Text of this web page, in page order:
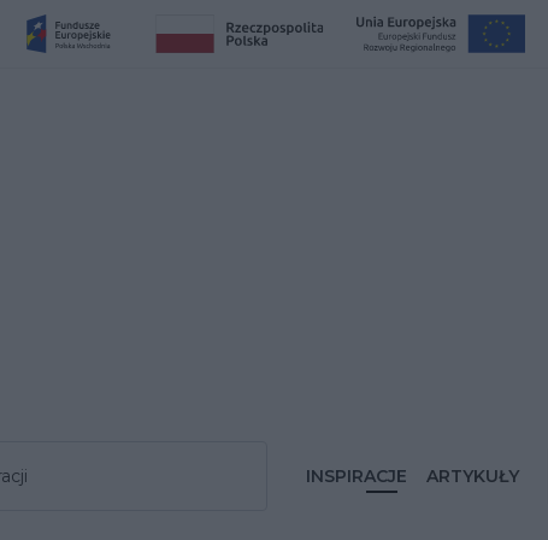
INSPIRACJE ARTYKUŁY